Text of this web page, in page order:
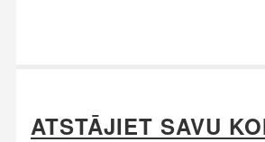
ATSTĀJIET SAVU